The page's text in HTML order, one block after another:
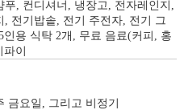
푸, 컨디셔너, 냉장고, 전자레인지,
, 전기밥솥, 전기 주전자, 전기 그
인용 식탁 2개, 무료 음료(커피, 홍
파이
금요일, 그리고 비정기